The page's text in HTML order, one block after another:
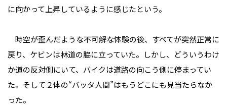
に向かって上昇しているように感じたという。
時空が歪んだような不可解な体験の後、すべてが突然正常に
戻り、ケビンは林道の脇に立っていた。しかし、どういうわけ
か道の反対側にいて、バイクは道路の向こう側に停まってい
た。そして２体の“バッタ人間”はもうどこにも見当たらなか
った。